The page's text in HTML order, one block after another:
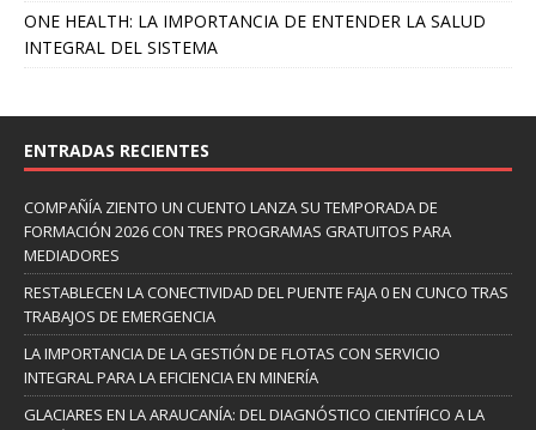
ONE HEALTH: LA IMPORTANCIA DE ENTENDER LA SALUD
INTEGRAL DEL SISTEMA
ENTRADAS RECIENTES
COMPAÑÍA ZIENTO UN CUENTO LANZA SU TEMPORADA DE
FORMACIÓN 2026 CON TRES PROGRAMAS GRATUITOS PARA
MEDIADORES
RESTABLECEN LA CONECTIVIDAD DEL PUENTE FAJA 0 EN CUNCO TRAS
TRABAJOS DE EMERGENCIA
LA IMPORTANCIA DE LA GESTIÓN DE FLOTAS CON SERVICIO
INTEGRAL PARA LA EFICIENCIA EN MINERÍA
GLACIARES EN LA ARAUCANÍA: DEL DIAGNÓSTICO CIENTÍFICO A LA